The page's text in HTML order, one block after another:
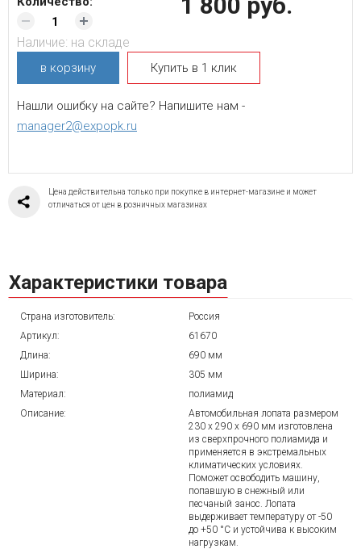
Наличие: на складе
в корзину Купить в 1 клик
Нашли ошибку на сайте? Напишите нам -
manager2@expopk.ru
Цена действительна только при покупке в интернет-магазине и может
отличаться от цен в розничных магазинах
Характеристики товара
Страна изготовитель:
Россия
Артикул:
61670
Длина:
690 мм
Ширина:
305 мм
Материал:
полиамид
Описание:
Автомобильная лопата размером
230 х 290 х 690 мм изготовлена
из сверхпрочного полиамида и
применяется в экстремальных
климатических условиях.
Поможет освободить машину,
попавшую в снежный или
песчаный занос. Лопата
выдерживает температуру от -50
до +50 °C и устойчива к высоким
нагрузкам.